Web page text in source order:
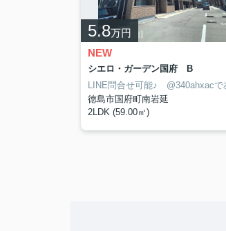
5.8万円
NEW
シエロ・ガーデン国府 B
徳島市国府町南岩延
2LDK (59.00㎡)